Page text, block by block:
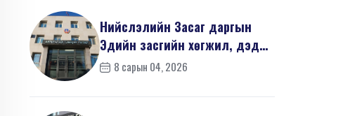
Нийслэлийн Засаг даргын
Эдийн засгийн хөгжил, дэд
бүтцийн асуудал хари...
8 сарын 04, 2026